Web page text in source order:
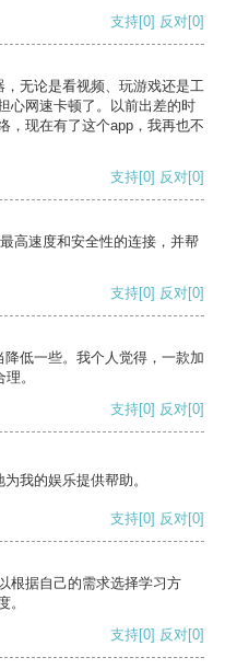
支持[0] 反对[0]
无论是看视频、玩游戏还是工
心网速卡顿了。以前出差的时
，现在有了这个app，我再也不
支持[0] 反对[0]
高速度和安全性的连接，并帮
支持[0] 反对[0]
低一些。我个人觉得，一款加
。
支持[0] 反对[0]
我的娱乐提供帮助。
支持[0] 反对[0]
根据自己的需求选择学习方
。
支持[0] 反对[0]